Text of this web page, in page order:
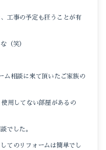
工事の予定も狂うことが有
（笑）
ム相談に来て頂いたご家族の
用してない部屋があるの
でした。
てのリフォームは簡単でし